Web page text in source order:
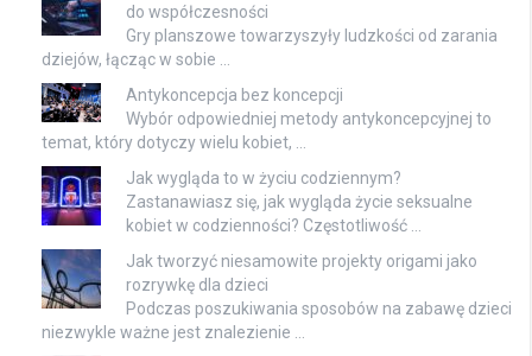
do współczesności
Gry planszowe towarzyszyły ludzkości od zarania
dziejów, łącząc w sobie …
Antykoncepcja bez koncepcji
Wybór odpowiedniej metody antykoncepcyjnej to
temat, który dotyczy wielu kobiet, …
Jak wygląda to w życiu codziennym?
Zastanawiasz się, jak wygląda życie seksualne
kobiet w codzienności? Częstotliwość …
Jak tworzyć niesamowite projekty origami jako
rozrywkę dla dzieci
Podczas poszukiwania sposobów na zabawę dzieci
niezwykle ważne jest znalezienie …